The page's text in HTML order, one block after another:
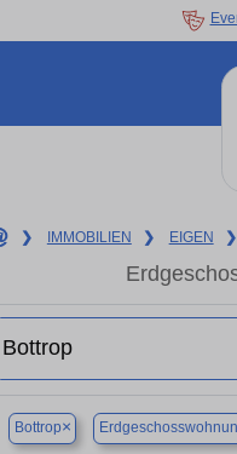
❯ IMMOBILIEN ❯ EIGEN ❯
Bottrop×